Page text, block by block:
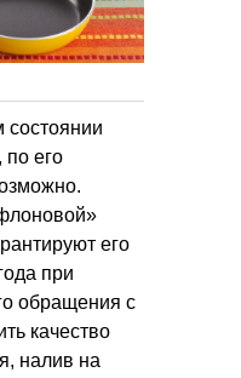
состоянии
по его
его
при
обращения с
качество
налив на